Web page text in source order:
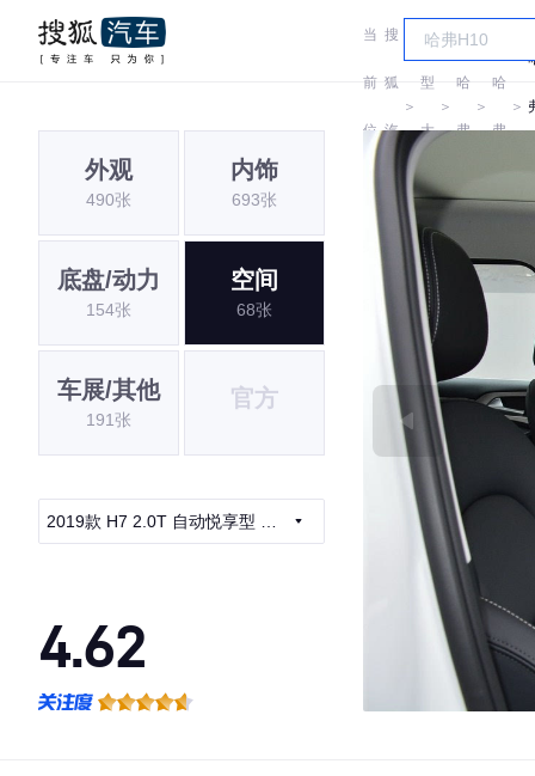
当
前
位
搜
狐
汽
＞
车
型
大
全
＞
哈
弗
＞
哈
弗
＞
外观
490张
内饰
693张
底盘/动力
154张
空间
68张
车展/其他
191张
官方
2019款 H7 2.0T 自动悦享型 国
4.62